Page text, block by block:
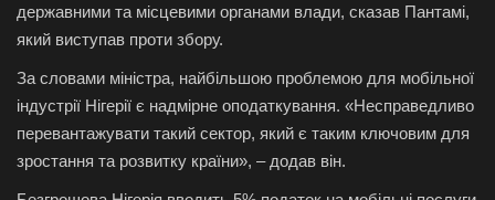
державними та місцевими органами влади, сказав Пантамі,
який виступав проти збору.
За словами міністра, найбільшою проблемою для мобільної
індустрії Нігерії є надмірне оподаткування. «Несправедливо
перевантажувати такий сектор, який є таким ключовим для
зростання та розвитку країни», – додав він.